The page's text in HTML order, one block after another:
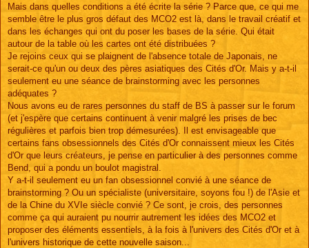
Mais dans quelles conditions a été écrite la série ? Parce que, ce qui me
semble être le plus gros défaut des MCO2 est là, dans le travail créatif et
dans les échanges qui ont du poser les bases de la série. Qui était
autour de la table où les cartes ont été distribuées ?
Je rejoins ceux qui se plaignent de l'absence totale de Japonais, ne
serait-ce qu'un ou deux des pères asiatiques des Cités d'Or. Mais y a-t-il
seulement eu une séance de brainstorming avec les personnes
adéquates ?
Nous avons eu de rares personnes du staff de BS à passer sur le forum
(et j'espère que certains continuent à venir malgré les prises de bec
régulières et parfois bien trop démesurées). Il est envisageable que
certains fans obsessionnels des Cités d'Or connaissent mieux les Cités
d'Or que leurs créateurs, je pense en particulier à des personnes comme
Bend, qui a pondu un boulot magistral.
Y a-t-il seulement eu un fan obsessionnel convié à une séance de
brainstorming ? Ou un spécialiste (universitaire, soyons fou !) de l'Asie et
de la Chine du XVIe siècle convié ? Ce sont, je crois, des personnes
comme ça qui auraient pu nourrir autrement les idées des MCO2 et
proposer des éléments essentiels, à la fois à l'univers des Cités d'Or et à
l'univers historique de cette nouvelle saison...